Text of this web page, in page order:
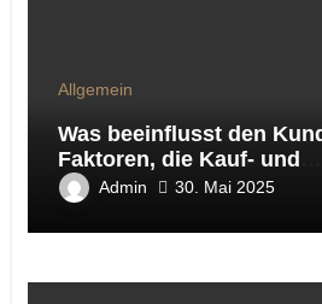
Allgemein
Was beeinflusst den
Faktoren, die Kauf‑ und
Besuchsentscheidungen
steuern
Admin 30. Mai 2025